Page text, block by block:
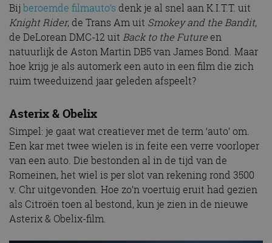
Bij beroemde filmauto’s denk je al snel aan K.I.T.T. uit
Knight Rider, de Trans Am uit Smokey and the Bandit,
de DeLorean DMC-12 uit Back to the Futureen
natuurlijk de Aston Martin DB5 van James Bond. Maar
hoe krijg je als automerk een auto in een film die zich
ruim tweeduizend jaar geleden afspeelt?
Asterix & Obelix
Simpel: je gaat wat creatiever met de term ‘auto’ om.
Een kar met twee wielen is in feite een verre voorloper
van een auto. Die bestonden al in de tijd van de
Romeinen, het wiel is per slot van rekening rond 3500
v. Chr uitgevonden. Hoe zo’n voertuig eruit had gezien
als Citroën toen al bestond, kun je zien in de nieuwe
Asterix & Obelix-film.